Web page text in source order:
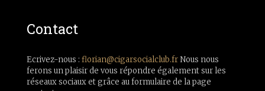
Contact
Ecrivez-nous : florian@cigarsocialclub.frNous nous
ferons un plaisir de vous répondre également sur les
réseaux sociaux et grâce au formulaire de la page